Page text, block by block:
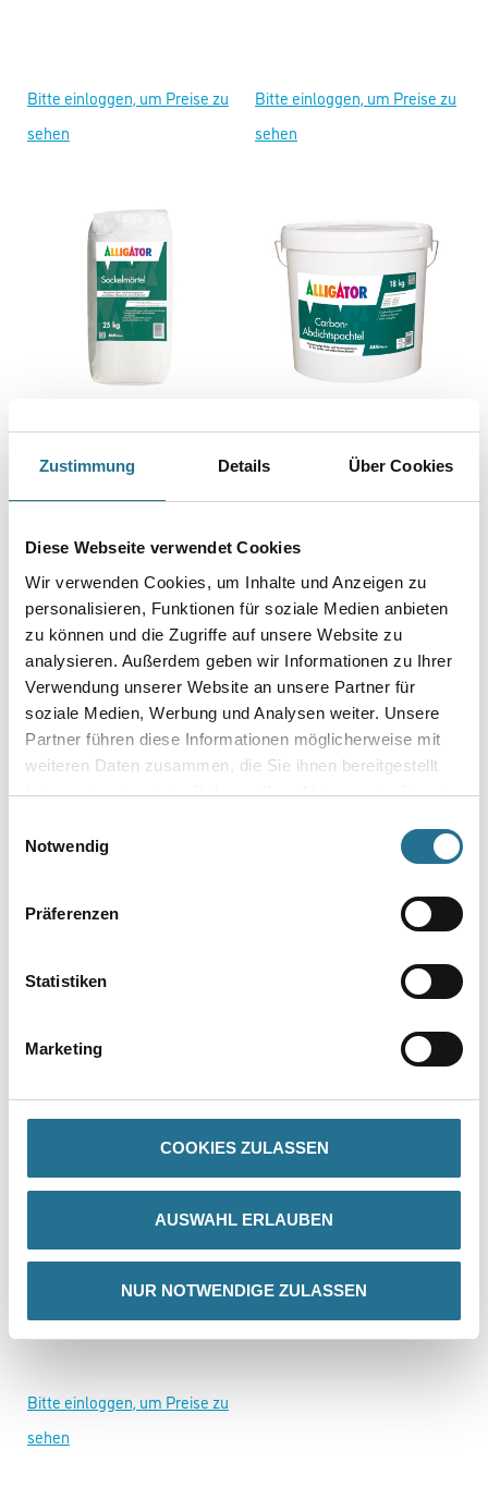
Zustimmung Details Über Cookies
Diese Webseite verwendet Cookies
Wir verwenden Cookies, um Inhalte und Anzeigen zu
personalisieren, Funktionen für soziale Medien anbieten
zu können und die Zugriffe auf unsere Website zu
analysieren. Außerdem geben wir Informationen zu Ihrer
Verwendung unserer Website an unsere Partner für
soziale Medien, Werbung und Analysen weiter. Unsere
Partner führen diese Informationen möglicherweise mit
weiteren Daten zusammen, die Sie ihnen bereitgestellt
haben oder die sie im Rahmen Ihrer Nutzung der Dienste
Notwendig
Präferenzen
Statistiken
Marketing
COOKIES ZULASSEN
AUSWAHL ERLAUBEN
NUR NOTWENDIGE ZULASSEN
Bitte einloggen, um Preise zu
sehen
Bitte einloggen, um Preise zu
sehen
ALLIGATOR VWS-Mörtel
ALLIGATOR VWS-Mörtel
Bitte einloggen, um Preise zu
ALLIGATOR Klebe- und
Bitte einloggen, um Preise zu
sehen